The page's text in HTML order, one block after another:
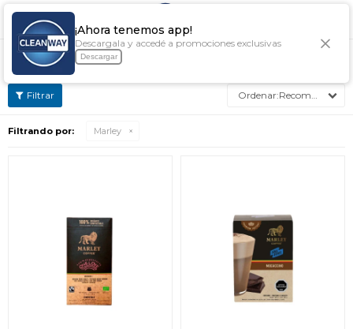
¡Ahora tenemos app!
Descargala y accedé a promociones exclusivas
Descargar

TE CONVIENE MARLEY
Recomendados
Filtrando por: Marley